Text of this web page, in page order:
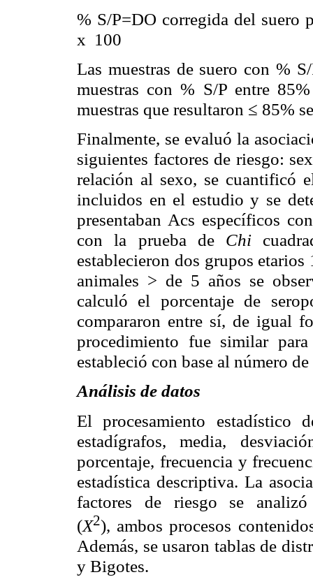
% S/P=DO corregida del
x 100
Las muestras de suero con %
muestras con % S/P entre
muestras que resultaron ≤ 85%
Finalmente, se evaluó la
siguientes factores de riesgo:
relación al sexo, se cuantificó
incluidos en el estudio y se
presentaban Acs específicos
con la prueba de Chi
establecieron dos grupos
animales > de 5 años se
calculó el porcentaje de
compararon entre sí, de igual
procedimiento fue similar
estableció con base al número
Análisis de datos
El procesamiento
estadígrafos, media,
porcentaje, frecuencia y
estadística descriptiva. La
factores de riesgo se
(X2), ambos procesos
Además, se usaron tablas de
y Bigotes.